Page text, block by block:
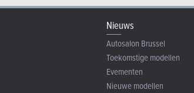
Nieuws
Autosalon Brussel
Toekomstige modellen
Evementen
Nieuwe modellen